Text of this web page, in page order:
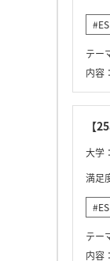
#ES
テー
内容：
【
大学
満足
#ES
テー
内容：